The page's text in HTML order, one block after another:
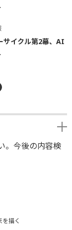
サイクル第2幕、AI
。今後の内容検
描く